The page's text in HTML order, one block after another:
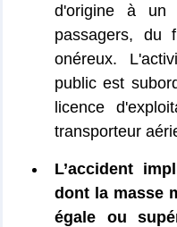
d'origine à un
passagers, du
onéreux.
public est
licence
transporteur
L’accident
dont la masse
égale ou